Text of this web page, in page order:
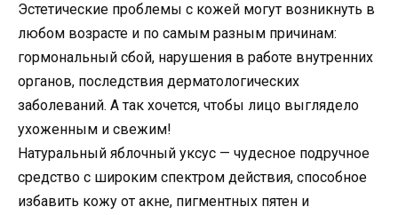
Эстетические проблемы с кожей могут возникнуть в
любом возрасте и по самым разным причинам:
гормональный сбой, нарушения в работе внутренних
органов, последствия дерматологических
заболеваний. А так хочется, чтобы лицо выглядело
ухоженным и свежим!
Натуральный яблочный уксус — чудесное подручное
средство с широким спектром действия, способное
избавить кожу от акне, пигментных пятен и